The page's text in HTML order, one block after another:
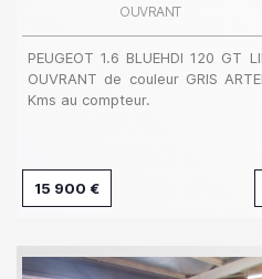
OUVRANT
PEUGEOT 1.6 BLUEHDI 120 GT
OUVRANT de couleur GRIS
Kms au compteur.
15 900 €